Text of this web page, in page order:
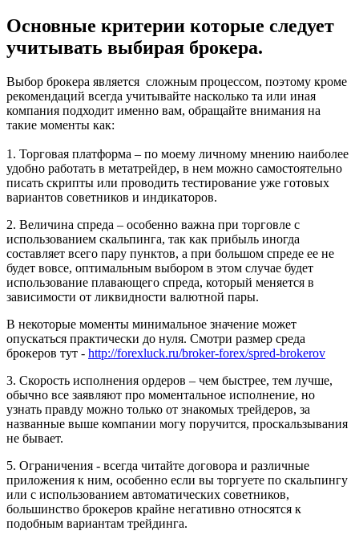
Основные критерии которые следует
учитывать выбирая брокера.
Выбор брокера является сложным процессом, поэтому кроме
рекомендаций всегда учитывайте насколько та или иная
компания подходит именно вам, обращайте внимания на
такие моменты как:
1. Торговая платформа – по моему личному мнению наиболее
удобно работать в метатрейдер, в нем можно самостоятельно
писать скрипты или проводить тестирование уже готовых
вариантов советников и индикаторов.
2. Величина спреда – особенно важна при торговле с
использованием скальпинга, так как прибыль иногда
составляет всего пару пунктов, а при большом спреде ее не
будет вовсе, оптимальным выбором в этом случае будет
использование плавающего спреда, который меняется в
зависимости от ликвидности валютной пары.
В некоторые моменты минимальное значение может
опускаться практически до нуля. Смотри размер среда
брокеров тут - http://forexluck.ru/broker-forex/spred-brokerov
3. Скорость исполнения ордеров – чем быстрее, тем лучше,
обычно все заявляют про моментальное исполнение, но
узнать правду можно только от знакомых трейдеров, за
названные выше компании могу поручится, проскальзывания
не бывает.
5. Ограничения - всегда читайте договора и различные
приложения к ним, особенно если вы торгуете по скальпингу
или с использованием автоматических советников,
большинство брокеров крайне негативно относятся к
подобным вариантам трейдинга.